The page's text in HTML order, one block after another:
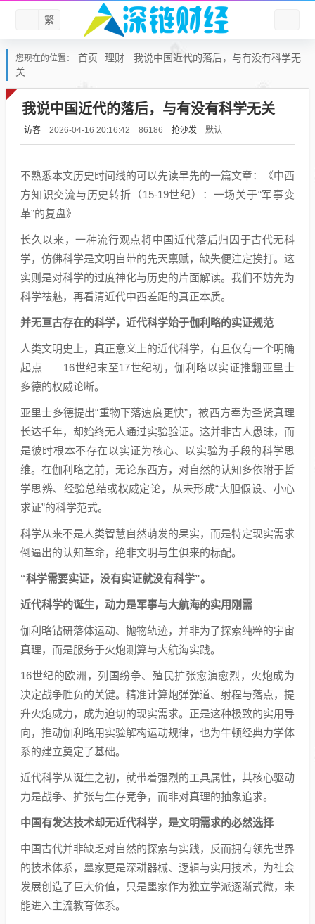
繁
您现在的位置： 首页 理财
我说中国近代的落后，与有没有科学无
关
我说中国近代的落后，与有没有科学无关
访客 2026-04-16 20:16:42 86186 抢沙发 默认
不熟悉本文历史时间线的可以先读早先的一篇文章：《中西
方知识交流与历史转折（15-19世纪）：一场关于“军事变
革”的复盘》
长久以来，一种流行观点将中国近代落后归因于古代无科
学，仿佛科学是文明自带的先天禀赋，缺失便注定挨打。这
实则是对科学的过度神化与历史的片面解读。我们不妨先为
科学祛魅，再看清近代中西差距的真正本质。
并无亘古存在的科学，近代科学始于伽利略的实证规范
人类文明史上，真正意义上的近代科学，有且仅有一个明确
起点——16世纪末至17世纪初，伽利略以实证推翻亚里士
多德的权威论断。
亚里士多德提出“重物下落速度更快”，被西方奉为圣贤真理
长达千年，却始终无人通过实验验证。这并非古人愚昧，而
是彼时根本不存在以实证为核心、以实验为手段的科学思
维。在伽利略之前，无论东西方，对自然的认知多依附于哲
学思辨、经验总结或权威定论，从未形成“大胆假设、小心
求证”的科学范式。
科学从来不是人类智慧自然萌发的果实，而是特定现实需求
倒逼出的认知革命，绝非文明与生俱来的标配。
“科学需要实证，没有实证就没有科学”。
近代科学的诞生，动力是军事与大航海的实用刚需
伽利略钻研落体运动、抛物轨迹，并非为了探索纯粹的宇宙
真理，而是服务于火炮测算与大航海实践。
16世纪的欧洲，列国纷争、殖民扩张愈演愈烈，火炮成为
决定战争胜负的关键。精准计算炮弹弹道、射程与落点，提
升火炮威力，成为迫切的现实需求。正是这种极致的实用导
向，推动伽利略用实验解构运动规律，也为牛顿经典力学体
系的建立奠定了基础。
近代科学从诞生之初，就带着强烈的工具属性，其核心驱动
力是战争、扩张与生存竞争，而非对真理的抽象追求。
中国有发达技术却无近代科学，是文明需求的必然选择
中国古代并非缺乏对自然的探索与实践，反而拥有领先世界
的技术体系，墨家更是深耕器械、逻辑与实用技术，为社会
发展创造了巨大价值，只是墨家作为独立学派逐渐式微，未
能进入主流教育体系。